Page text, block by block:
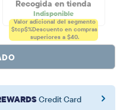
Recogida en tienda
Indisponible
Valor adicional del segmento
$tcp$%Descuento en compras
superiores a $40.
Credit Card